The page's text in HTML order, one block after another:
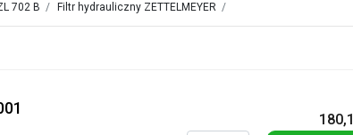
702 B / Filtr hydrauliczny ZETTELMEYER /